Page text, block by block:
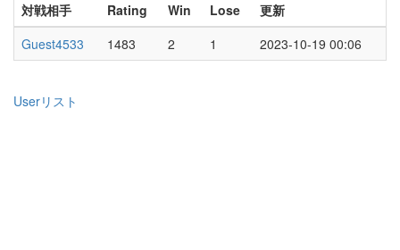
対戦相手 Rating Win Lose
更新
Guest4533
1483 2 1 2023-10-19 00:06
Userリスト